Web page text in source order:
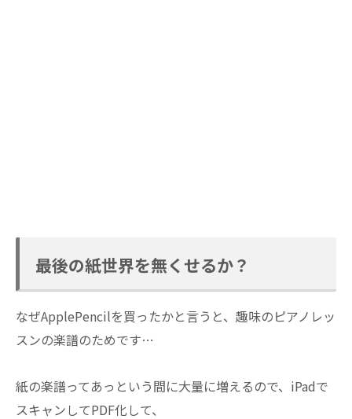
最後の紙世界を無くせるか？
なぜApplePencilを買ったかと言うと、趣味のピアノレッ
スンの楽譜のためです…
紙の楽譜ってあっという間に大量に増えるので、iPadで
スキャンしてPDF化して、